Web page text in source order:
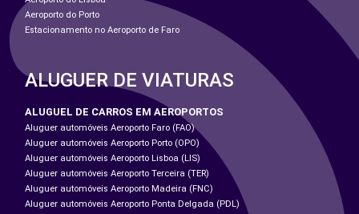
Aeroporto do Porto
Estacionamento no Aeroporto de Faro
ALUGUER DE VIATURAS
ALUGUEL DE CARROS EM AEROPORTOS
Aluguer automóveis Aeroporto Faro (FAO)
Aluguer automóveis Aeroporto Porto (OPO)
Aluguer automóveis Aeroporto Lisboa (LIS)
Aluguer automóveis Aeroporto Terceira (TER)
Aluguer automóveis Aeroporto Madeira (FNC)
Aluguer automóveis Aeroporto Ponta Delgada (PDL)